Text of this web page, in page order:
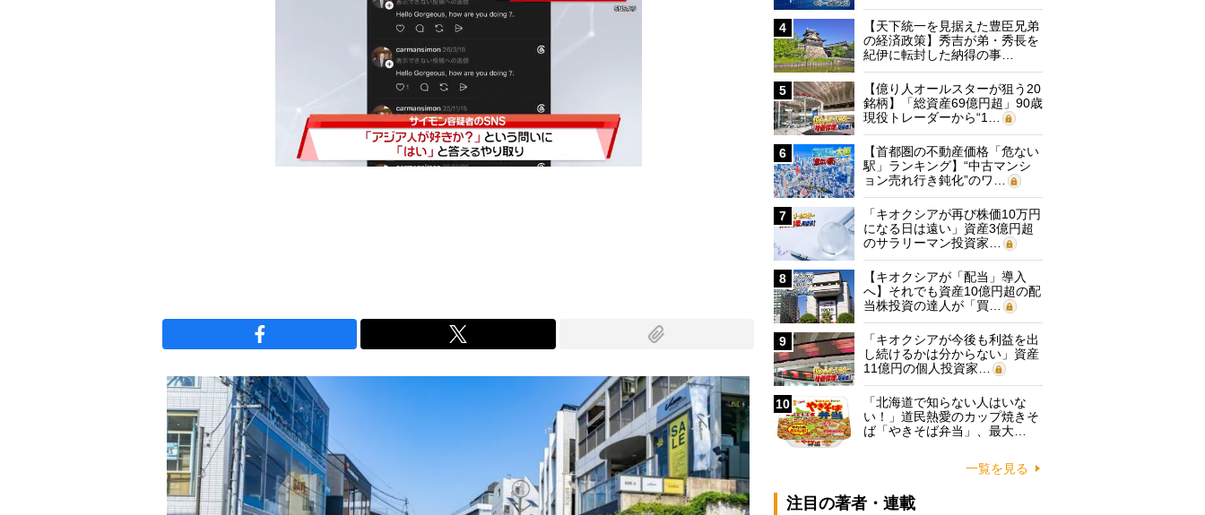
4
【天下統一を見据えた豊臣兄弟
の経済政策】秀吉が弟・秀長を
紀伊に転封した納得の事…
5
【億り人オールスターが狙う20
銘柄】「総資産69億円超」90歳
現役トレーダーから“1…
6
【首都圏の不動産価格「危ない
駅」ランキング】“中古マンシ
ョン売れ行き鈍化”のワ…
7
「キオクシアが再び株価10万円
になる日は遠い」資産3億円超
のサラリーマン投資家…
8
【キオクシアが「配当」導入
へ】それでも資産10億円超の配
当株投資の達人が「買…
9
「キオクシアが今後も利益を出
し続けるかは分からない」資産
11億円の個人投資家…
10
「北海道で知らない人はいな
い！」道民熱愛のカップ焼きそ
ば「やきそば弁当」、最大…
一覧を見る
注目の著者・連載